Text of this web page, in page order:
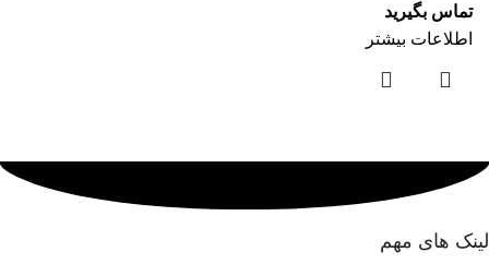
تماس بگیرید
اطلاعات بیشتر
لینک های مهم